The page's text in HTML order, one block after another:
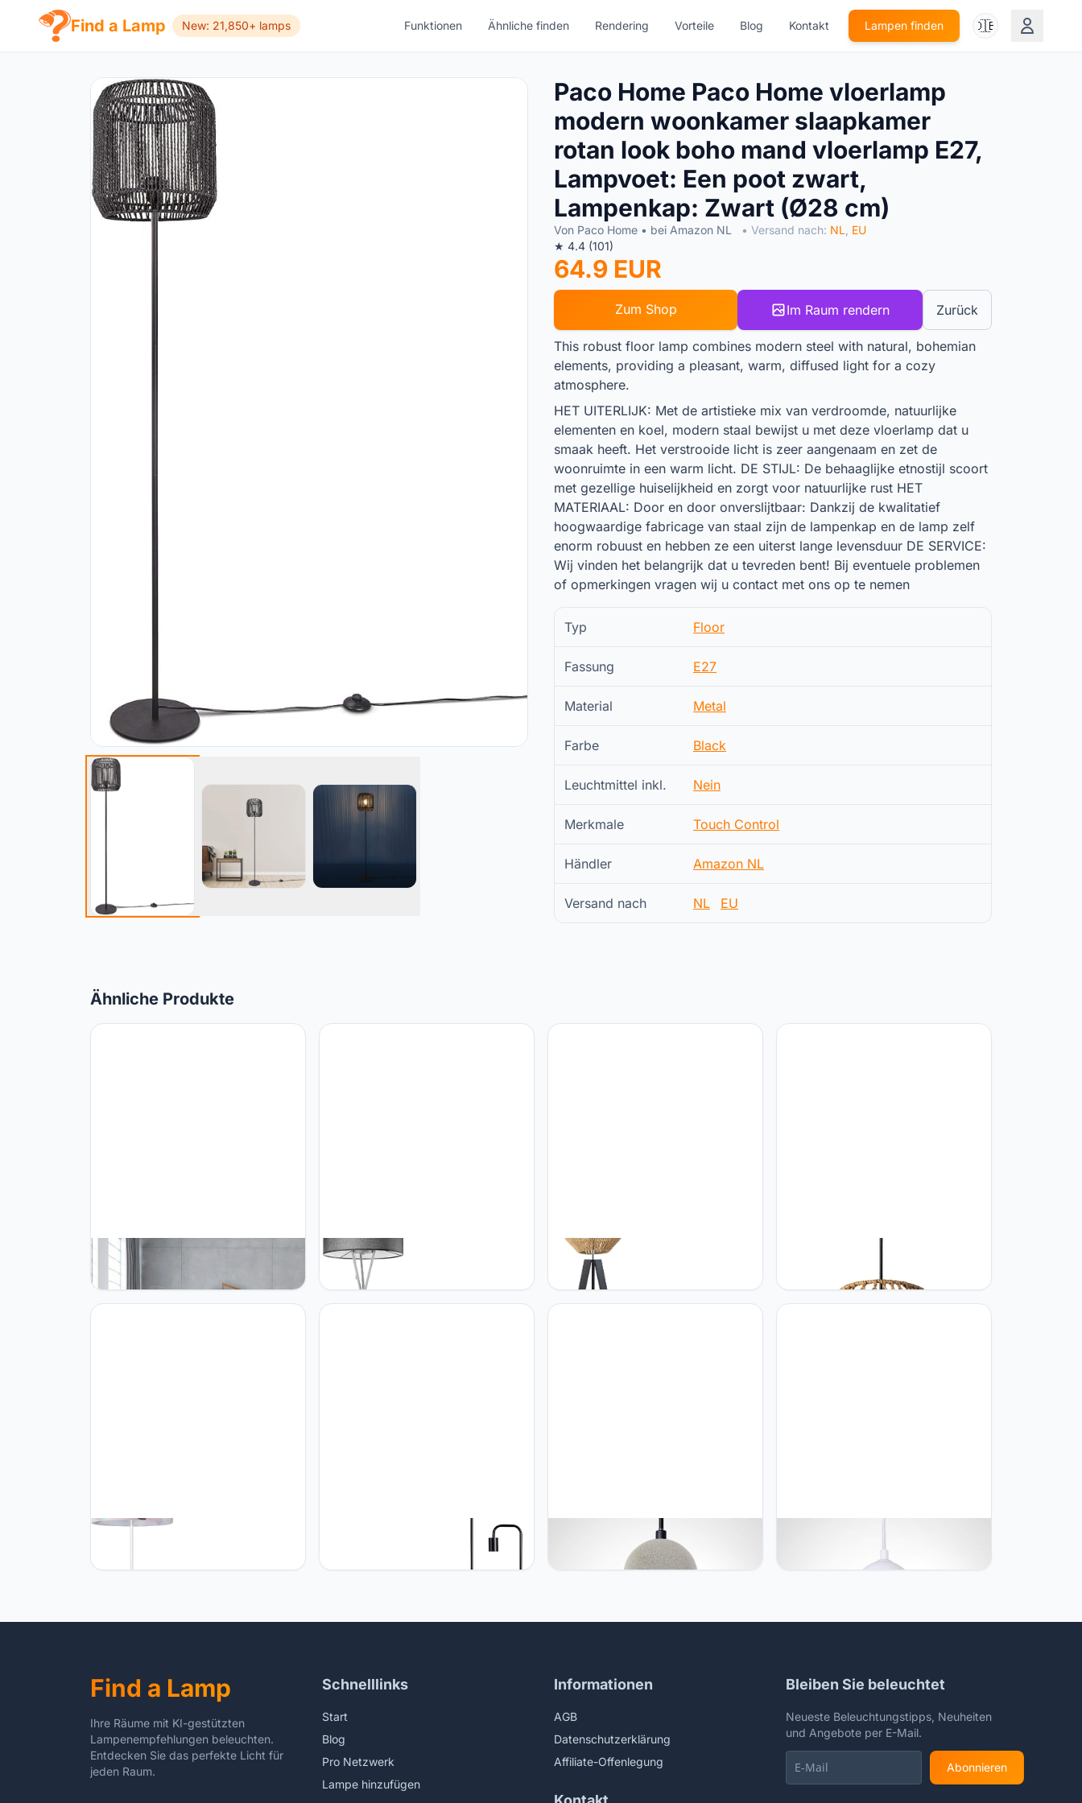
Find a Lamp New: 21,850+ lamps Funktionen Ähnliche finden Rendering Vorteile Blog Kontakt Lampen finden 🇩🇪
Paco Home Paco Home vloerlamp
modern woonkamer slaapkamer
rotan look boho mand vloerlamp E27,
Lampvoet: Een poot zwart,
Lampenkap: Zwart (Ø28 cm)
Von Paco Home • bei Amazon NL • Versand nach: NL EU
★ 4.4 (101)
64.9 EUR
Zum Shop Im Raum rendern Zurück
This robust floor lamp combines modern steel with natural, bohemian
elements, providing a pleasant, warm, diffused light for a cozy
atmosphere.
HET UITERLIJK: Met de artistieke mix van verdroomde, natuurlijke
elementen en koel, modern staal bewijst u met deze vloerlamp dat u
smaak heeft. Het verstrooide licht is zeer aangenaam en zet de
woonruimte in een warm licht. DE STIJL: De behaaglijke etnostijl scoort
met gezellige huiselijkheid en zorgt voor natuurlijke rust HET
MATERIAAL: Door en door onverslijtbaar: Dankzij de kwalitatief
hoogwaardige fabricage van staal zijn de lampenkap en de lamp zelf
enorm robuust en hebben ze een uiterst lange levensduur DE SERVICE:
Wij vinden het belangrijk dat u tevreden bent! Bij eventuele problemen
of opmerkingen vragen wij u contact met ons op te nemen
Typ Floor
Fassung E27
Material Metal
Farbe Black
Leuchtmittel inkl. Nein
Merkmale Touch Control
Händler Amazon NL
Versand nach NL EU
Ähnliche Produkte
Paco Home Paco Home Vloerlamp
Bureau Tafellamp Vintage Deco
Woonkamer Lampenkap Leeslamp
Bedlamp Galg Lamp E27, Soort
Paco Home Paco Home Floor Lamp
Living Room Tripod Fabric
Lampshade Standing Textile Shade
E27 Reading Lamp Scandi Office
Paco Home Paco Home Staande
Lamp Modern Woonkamer
Slaapkamer Rotan Uitstraling Boho
Mand E27, Lampvoet: Vloerlamp
Paco Home Paco Home Hanglamp
Hangend Papier Pendellamp Papier
Gras Boho Natuurlijk Bar E27, Soort
Lamp Retro Floor Lamp Fabric
Paco Home Paco Home Vloerlamp
Vintage E27 Woonkamerlamp
Staande Industrieel Design Modern
Paco Home Paco Home -
pendellamp, E27, lamp voor
woonkamer eetkamer keuken, in
pendellamp, E27, lamp voor
woonkamer eetkamer keuken, in
Find a Lamp
Ihre Räume mit KI-gestützten
Lampenempfehlungen beleuchten.
Entdecken Sie das perfekte Licht für
jeden Raum.
Schnelllinks
Start
Blog
Pro Netzwerk
Lampe hinzufügen
Informationen
AGB
Datenschutzerklärung
Affiliate-Offenlegung
Bleiben Sie beleuchtet
Neueste Beleuchtungstipps, Neuheiten
und Angebote per E-Mail.
Abonnieren